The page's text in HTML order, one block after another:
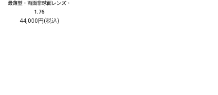
最薄型・両面非球面レンズ・
1.76
44,000円(税込)